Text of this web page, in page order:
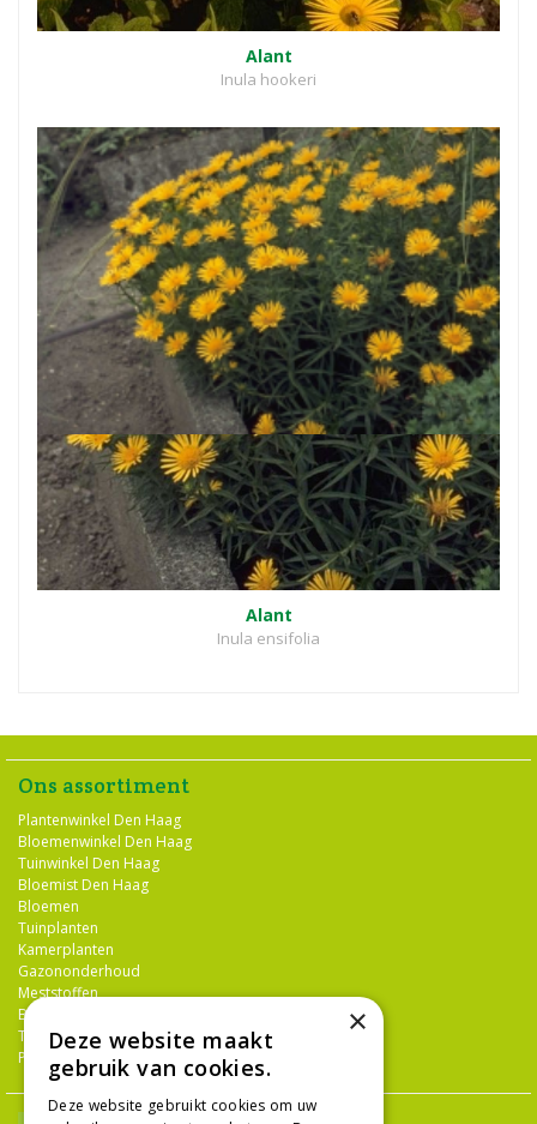
Alant
Inula hookeri
Alant
Inula ensifolia
Ons assortiment
Plantenwinkel Den Haag
Bloemenwinkel Den Haag
Tuinwinkel Den Haag
Bloemist Den Haag
Bloemen
Tuinplanten
Kamerplanten
Gazononderhoud
Meststoffen
Bestrijdingsmiddelen
Tuingereedschap
Potterie
×
Deze website maakt
gebruik van cookies.
Deze website gebruikt cookies om uw